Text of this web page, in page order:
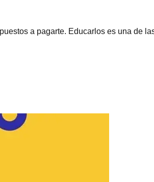
a pagarte. Educarlos es una de